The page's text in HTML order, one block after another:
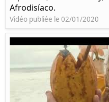
Afrodisíaco.
Vidéo publiée le 02/01/2020